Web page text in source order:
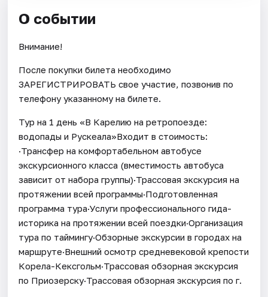
О событии
Внимание!
После покупки билета необходимо
ЗАРЕГИСТРИРОВАТЬ свое участие, позвонив по
телефону указанному на билете.
Тур на 1 день «В Карелию на ретропоезде:
водопады и Рускеала»Входит в стоимость:
·Трансфер на комфортабельном автобусе
экскурсионного класса (вместимость автобуса
зависит от набора группы)·Трассовая экскурсия на
протяжении всей программы·Подготовленная
программа тура·Услуги профессионального гида-
историка на протяжении всей поездки·Организация
тура по таймингу·Обзорные экскурсии в городах на
маршруте·Внешний осмотр средневековой крепости
Корела-Кексгольм·Трассовая обзорная экскурсия
по Приозерску·Трассовая обзорная экскурсия по г.